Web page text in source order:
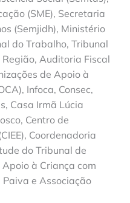
(SME), Secretaria
(Semjidh), Ministério
do Trabalho, Tribunal
Auditoria Fiscal
de Apoio à
Infoca, Consec,
Casa Irmã Lúcia
Centro de
Coordenadoria
do Tribunal de
Apoio à Criança com
Paiva e Associação